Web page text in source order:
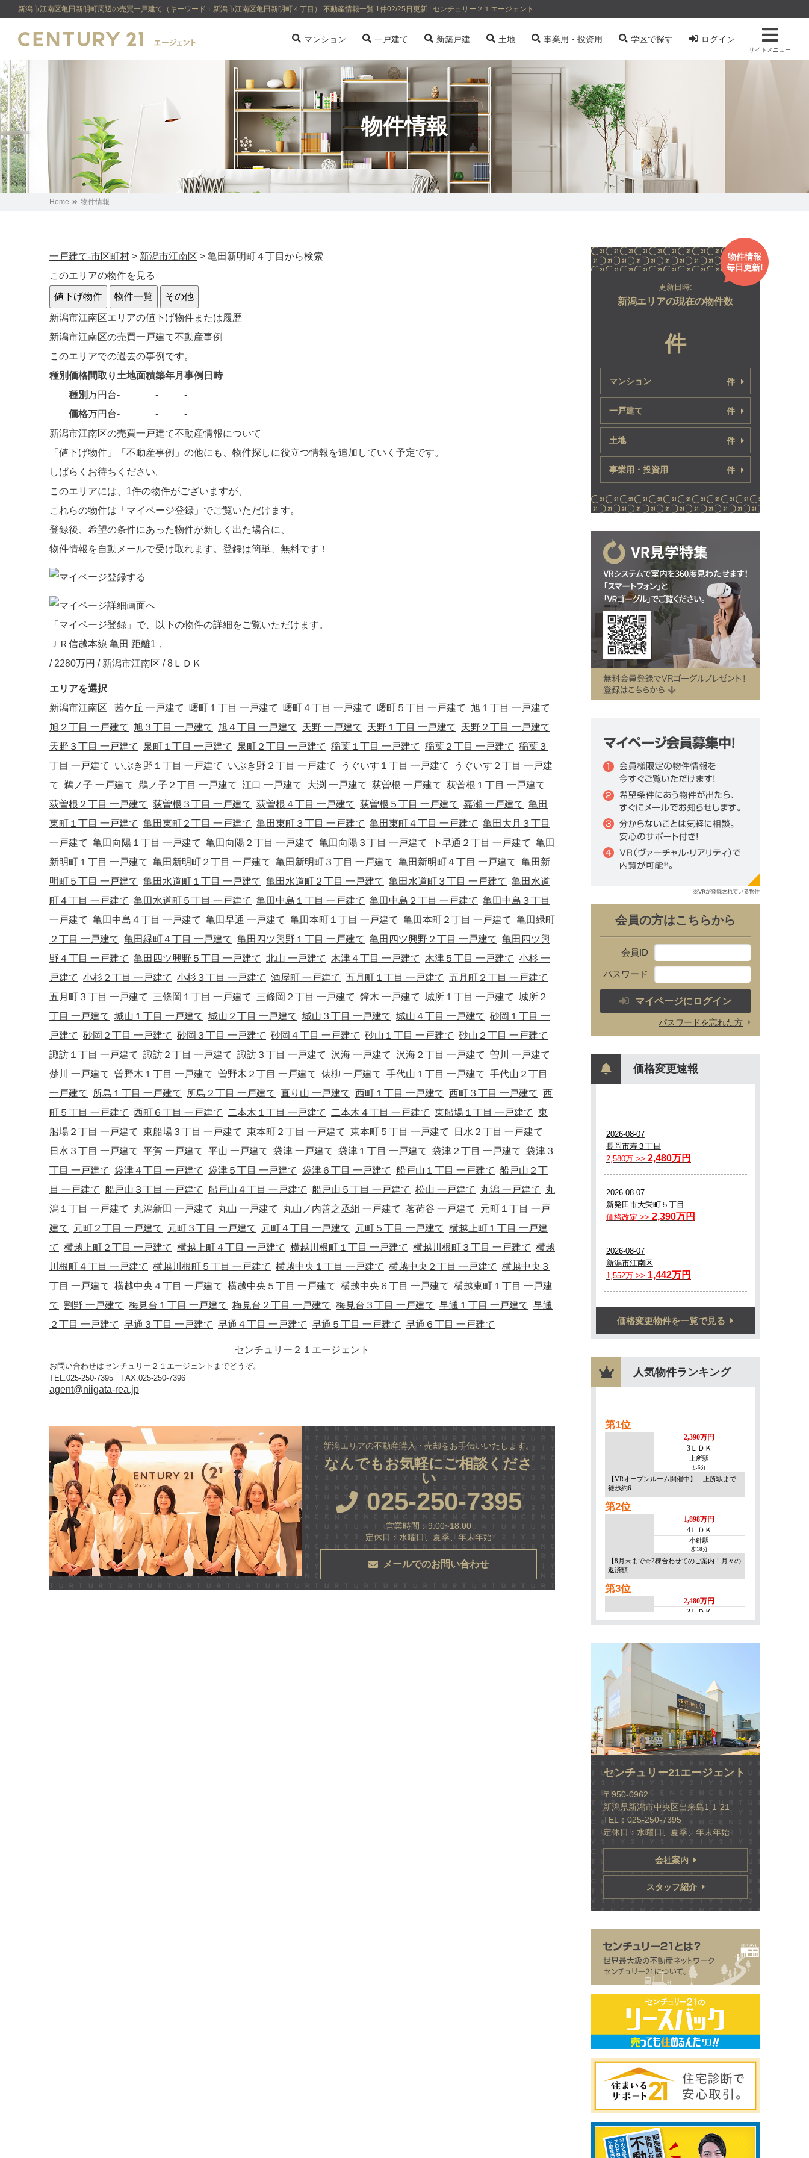
新潟市江南区亀田新明町周辺の売買一戸建て（キーワード：新潟市江南区亀田新明町４丁目） 不動産情報一覧 1件02/25日更新 | センチュリー２１エージェント
マンション 一戸建て 新築戸建 土地 事業用・投資用 学区で探す ログイン
サイトメニュー
物件情報
Home 物件情報
一戸建て-市区町村 > 新潟市江南区 > 亀田新明町４丁目から検索
このエリアの物件を見る
値下げ物件 物件一覧 その他
新潟市江南区エリアの値下げ物件または履歴
新潟市江南区の売買一戸建て不動産事例
このエリアでの過去の事例です。
種別価格間取り 土地面積築年月 事例日時
種別万円台- -
-
価格万円台- -
-
新潟市江南区の売買一戸建て不動産情報について
「値下げ物件」「不動産事例」の他にも、物件探しに役立つ情報を追加していく予定です。
しばらくお待ちください。
このエリアには、 1件の物件がございますが、
これらの物件は「マイページ登録」でご覧いただけます。
登録後、希望の条件にあった物件が新しく出た場合に、
物件情報を自動メールで受け取れます。登録は簡単、無料です！
「マイページ登録」で、以下の物件の詳細をご覧いただけます。
ＪＲ信越本線 亀田 距離1，
/ 2280万円 / 新潟市江南区 / 8ＬＤＫ
エリアを選択
新潟市江南区 茜ケ丘 一戸建て 曙町１丁目 一戸建て 曙町４丁目 一戸建て 曙町５丁目 一戸建て
旭１丁目 一戸建て
旭２丁目 一戸建て
旭３丁目 一戸建て 旭４丁目 一戸建て 天野 一戸建て 天野１丁目 一戸建て
天野２丁目 一戸建て
天野３丁目 一戸建て
泉町１丁目 一戸建て 泉町２丁目 一戸建て 稲葉１丁目 一戸建て 稲葉２丁目 一戸建て 稲葉３
丁目 一戸建て
いぶき野１丁目 一戸建て いぶき野２丁目 一戸建て うぐいす１丁目 一戸建て
うぐいす２丁目 一戸建
て
鵜ノ子 一戸建て 鵜ノ子２丁目 一戸建て 江口 一戸建て 大渕 一戸建て 荻曽根 一戸建て 荻曽根１丁目 一戸建て
荻曽根２丁目 一戸建て 荻曽根３丁目 一戸建て 荻曽根４丁目 一戸建て 荻曽根５丁目 一戸建て 嘉瀬 一戸建て 亀田
東町１丁目 一戸建て 亀田東町２丁目 一戸建て 亀田東町３丁目 一戸建て 亀田東町４丁目 一戸建て 亀田大月３丁目
一戸建て 亀田向陽１丁目 一戸建て 亀田向陽２丁目 一戸建て 亀田向陽３丁目 一戸建て 下早通２丁目 一戸建て 亀田
新明町１丁目 一戸建て 亀田新明町２丁目 一戸建て 亀田新明町３丁目 一戸建て 亀田新明町４丁目 一戸建て 亀田新
明町５丁目 一戸建て 亀田水道町１丁目 一戸建て 亀田水道町２丁目 一戸建て 亀田水道町３丁目 一戸建て 亀田水道
町４丁目 一戸建て 亀田水道町５丁目 一戸建て 亀田中島１丁目 一戸建て 亀田中島２丁目 一戸建て 亀田中島３丁目
一戸建て 亀田中島４丁目 一戸建て 亀田早通 一戸建て 亀田本町１丁目 一戸建て 亀田本町２丁目 一戸建て 亀田緑町
２丁目 一戸建て 亀田緑町４丁目 一戸建て 亀田四ツ興野１丁目 一戸建て 亀田四ツ興野２丁目 一戸建て 亀田四ツ興
野４丁目 一戸建て 亀田四ツ興野５丁目 一戸建て 北山 一戸建て 木津４丁目 一戸建て 木津５丁目 一戸建て 小杉 一
戸建て 小杉２丁目 一戸建て 小杉３丁目 一戸建て 酒屋町 一戸建て 五月町１丁目 一戸建て
五月町２丁目 一戸建て
五月町３丁目 一戸建て
三條岡１丁目 一戸建て 三條岡２丁目 一戸建て 鐘木 一戸建て 城所１丁目 一戸建て 城所２
丁目 一戸建て 城山１丁目 一戸建て 城山２丁目 一戸建て 城山３丁目 一戸建て 城山４丁目 一戸建て 砂岡１丁目 一
戸建て 砂岡２丁目 一戸建て 砂岡３丁目 一戸建て 砂岡４丁目 一戸建て 砂山１丁目 一戸建て 砂山２丁目 一戸建て
諏訪１丁目 一戸建て 諏訪２丁目 一戸建て 諏訪３丁目 一戸建て 沢海 一戸建て 沢海２丁目 一戸建て 曽川 一戸建て
楚川 一戸建て 曽野木１丁目 一戸建て 曽野木２丁目 一戸建て 俵柳 一戸建て 手代山１丁目 一戸建て 手代山２丁目
一戸建て
所島１丁目 一戸建て 所島２丁目 一戸建て 直り山 一戸建て 西町１丁目 一戸建て 西町３丁目 一戸建て 西
町５丁目 一戸建て 西町６丁目 一戸建て 二本木１丁目 一戸建て 二本木４丁目 一戸建て 東船場１丁目 一戸建て 東
船場２丁目 一戸建て 東船場３丁目 一戸建て 東本町２丁目 一戸建て 東本町５丁目 一戸建て
日水２丁目 一戸建て
日水３丁目 一戸建て 平賀 一戸建て 平山 一戸建て 袋津 一戸建て 袋津１丁目 一戸建て 袋津２丁目 一戸建て 袋津３
丁目 一戸建て 袋津４丁目 一戸建て 袋津５丁目 一戸建て 袋津６丁目 一戸建て 船戸山１丁目 一戸建て 船戸山２丁
目 一戸建て 船戸山３丁目 一戸建て 船戸山４丁目 一戸建て 船戸山５丁目 一戸建て 松山 一戸建て 丸潟 一戸建て
丸
潟１丁目 一戸建て
丸潟新田 一戸建て 丸山 一戸建て 丸山ノ内善之丞組 一戸建て 茗荷谷 一戸建て
元町１丁目 一戸
建て
元町２丁目 一戸建て 元町３丁目 一戸建て 元町４丁目 一戸建て 元町５丁目 一戸建て 横越上町１丁目 一戸建
て 横越上町２丁目 一戸建て 横越上町４丁目 一戸建て 横越川根町１丁目 一戸建て 横越川根町３丁目 一戸建て 横越
川根町４丁目 一戸建て 横越川根町５丁目 一戸建て 横越中央１丁目 一戸建て 横越中央２丁目 一戸建て 横越中央３
丁目 一戸建て 横越中央４丁目 一戸建て 横越中央５丁目 一戸建て 横越中央６丁目 一戸建て 横越東町１丁目 一戸建
て 割野 一戸建て 梅見台１丁目 一戸建て 梅見台２丁目 一戸建て 梅見台３丁目 一戸建て 早通１丁目 一戸建て 早通
２丁目 一戸建て 早通３丁目 一戸建て 早通４丁目 一戸建て 早通５丁目 一戸建て 早通６丁目 一戸建て
センチュリー２１エージェント
お問い合わせはセンチュリー２１エージェントまでどうぞ。
TEL.025-250-7395 FAX.025-250-7396
agent@niigata-rea.jp
新潟エリアの不動産購入・売却をお手伝いいたします。
なんでもお気軽にご相談くださ
い
025-250-7395
営業時間：9:00~18:00
定休日：水曜日、夏季、年末年始
メールでのお問い合わせ
物件情報
毎日更新!
更新日時:
新潟エリアの現在の物件数
件
マンション 件
一戸建て 件
土地 件
事業用・投資用 件
会員の方はこちらから
会員ID
パスワード
マイページにログイン
パスワードを忘れた方
価格変更速報
価格変更物件を一覧で見る
人気物件ランキング
センチュリー21エージェント
〒950-0962
新潟県新潟市中央区出来島1-1-21
TEL：025-250-7395
定休日：水曜日、夏季、年末年始
会社案内
スタッフ紹介